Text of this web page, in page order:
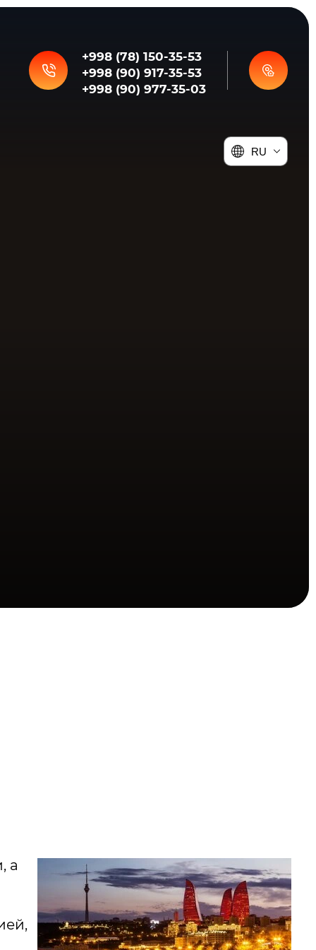
+998 (78) 150-35-53
+998 (90) 917-35-53
+998 (90) 977-35-03
RU
+998 (78) 150-35-53
+998 (90) 917-35-53
+998 (90) 977-35-03
RU
+998 (78) 150-35-53
+998 (90) 917-35-53
+998 (90) 977-35-03
RU
а